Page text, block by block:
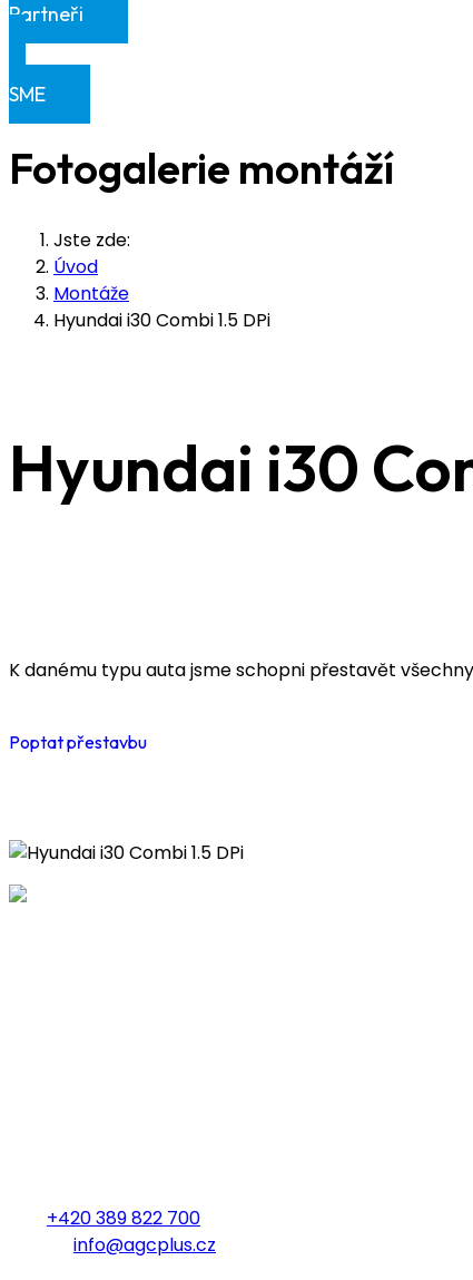
Partneři
Klientská sekce
SME
Fotogalerie montáží
Jste zde:
Úvod
Montáže
Hyundai i30 Combi 1.5 DPi
Hyundai i30
K danému typu auta jsme schopni přestavět
Poptat přestavbu
+420 389 822 700
info@agcplus.cz